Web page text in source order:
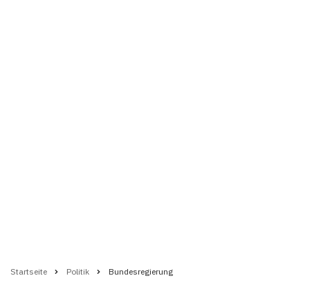
Pfadnavigation
Startseite Politik Bundesregierung